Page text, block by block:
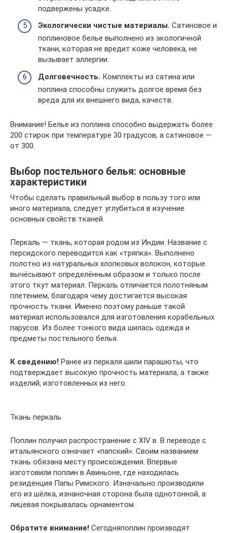
подвержены усадке.
Экологически чистые материалы. Сатиновое и
поплиновое белье выполнено из экологичной
ткани, которая не вредит коже человека, не
вызывает аллергии.
Долговечность. Комплекты из сатина или
поплина способны служить долгое время без
вреда для их внешнего вида, качеств.
Внимание! Белье из поплина способно выдержать более
200 стирок при температуре 30 градусов, а сатиновое —
от 300.
Выбор постельного белья: основные
характеристики
Чтобы сделать правильный выбор в пользу того или
иного материала, следует углубиться в изучение
основных свойств тканей.
Перкаль — ткань, которая родом из Индии. Название с
персидского переводится как «тряпка». Выполнено
полотно из натуральных хлопковых волокон, которые
вычёсывают определённым образом и только после
этого ткут материал. Перкаль отличается полотняным
плетением, благодаря чему достигается высокая
прочность ткани. Именно поэтому раньше такой
материал использовался для изготовления корабельных
парусов. Из более тонкого вида шилась одежда и
предметы постельного белья.
К сведению! Ранее из перкаля шили парашюты, что
подтверждает высокую прочность материала, а также
изделий, изготовленных из него.
Ткань перкаль
Поплин получил распространение с XIV в. В переводе с
итальянского означает «папский». Своим названием
ткань обязана месту происхождения. Впервые
изготовили поплин в Авиньоне, где находилась
резиденция Папы Римского. Изначально производили
его из шёлка, изнаночная сторона была однотонной, а
лицевая покрывалась орнаментом.
Обратите внимание! Сегодняпоплин производят